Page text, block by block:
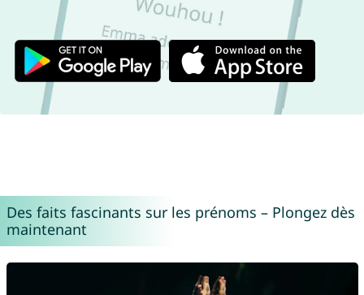
Des faits fascinants sur les prénoms – Plongez dès
maintenant